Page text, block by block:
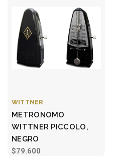
WITTNER
METRONOMO
WITTNER PICCOLO,
NEGRO
$79.600